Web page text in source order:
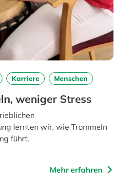
Karriere Menschen
weniger Stress
lernten wir, wie Trommeln
führt.
Mehr erfahren